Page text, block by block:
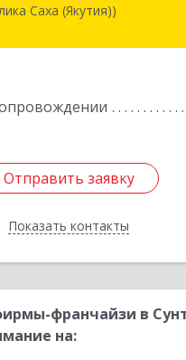
Саха (Якутия))
Отправить заявку
Показать контакты
Республика Саха
Отправить заявку
Назад
франчайзи в
на: